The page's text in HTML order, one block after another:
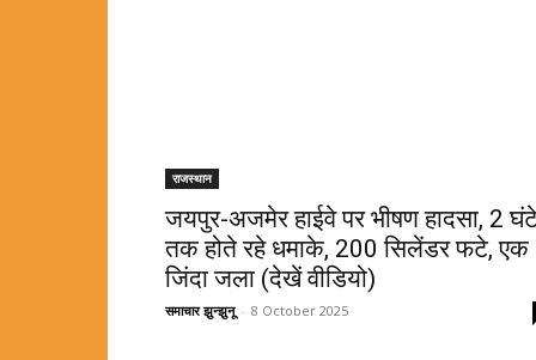
राजस्थान
जयपुर-अजमेर हाईवे पर भीषण हादसा, 2
तक होते रहे धमाके, 200 सिलेंडर फटे, एक
जिंदा जला (देखें वीडियो)
समाचार झुन्झुनू - 8 October 2025